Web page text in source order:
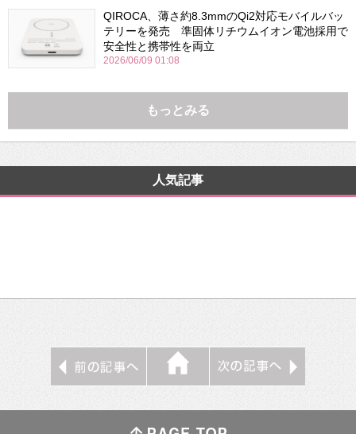
QIROCA、薄さ約8.3mmのQi2対応モバイルバッ
テリーを発売 準固体リチウムイオン電池採用で
安全性と携帯性を両立
2026/06/09 01:08
もっとみる
人気記事